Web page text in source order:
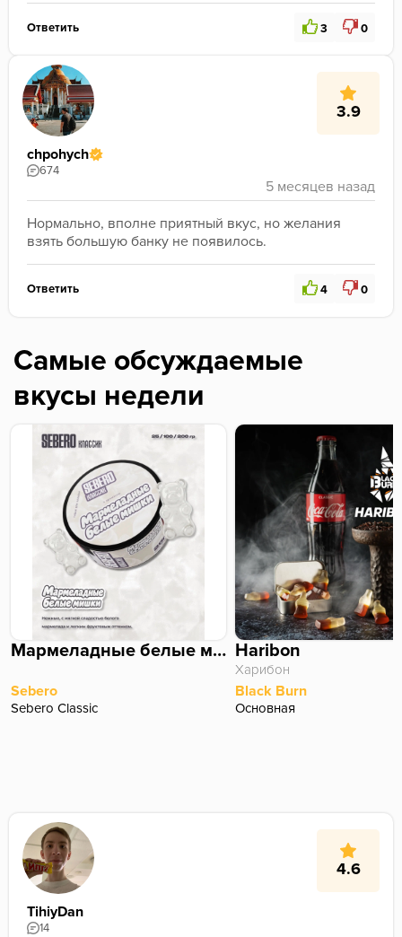
Ответить 3 0
3.9
chpohych
674
Нормально, вполне приятный вкус, но желания
взять большую банку не появилось.
Ответить 4 0
Самые обсуждаемые
вкусы недели
Мармеладные белые мишки
Sebero
Sebero Classic
Haribon
Харибон
Black Burn
Основная
4.6
TihiyDan
14